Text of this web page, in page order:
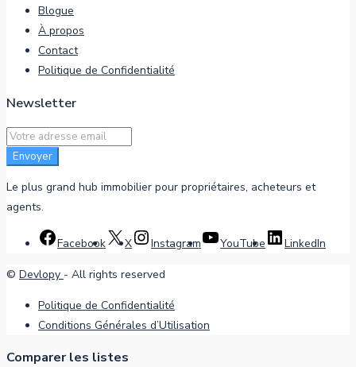
Blogue
À propos
Contact
Politique de Confidentialité
Newsletter
Envoyer
Le plus grand hub immobilier pour propriétaires, acheteurs et
agents.
Facebook X Instagram YouTube LinkedIn
© Devlopy - All rights reserved
Politique de Confidentialité
Conditions Générales d’Utilisation
Comparer les listes